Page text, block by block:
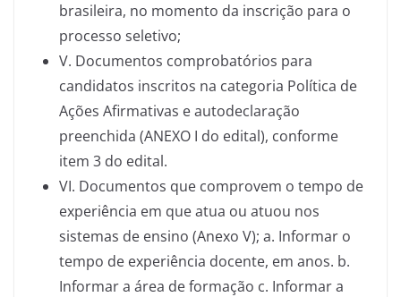
brasileira, no momento da inscrição para o
processo seletivo;
V. Documentos comprobatórios para
candidatos inscritos na categoria Política de
Ações Afirmativas e autodeclaração
preenchida (ANEXO I do edital), conforme
item 3 do edital.
VI. Documentos que comprovem o tempo de
experiência em que atua ou atuou nos
sistemas de ensino (Anexo V); a. Informar o
tempo de experiência docente, em anos. b.
Informar a área de formação c. Informar a